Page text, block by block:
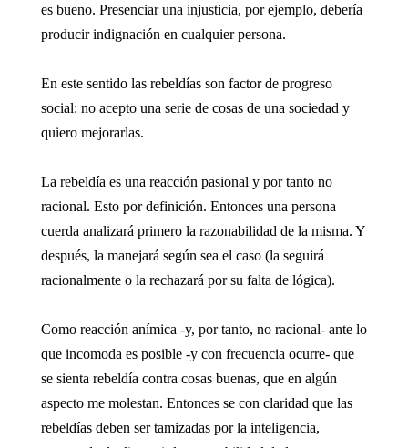
es bueno. Presenciar una injusticia, por ejemplo, debería
producir indignación en cualquier persona.
En este sentido las rebeldías son factor de progreso
social: no acepto una serie de cosas de una sociedad y
quiero mejorarlas.
La rebeldía es una reacción pasional y por tanto no
racional. Esto por definición. Entonces una persona
cuerda analizará primero la razonabilidad de la misma. Y
después, la manejará según sea el caso (la seguirá
racionalmente o la rechazará por su falta de lógica).
Como reacción anímica -y, por tanto, no racional- ante lo
que incomoda es posible -y con frecuencia ocurre- que
se sienta rebeldía contra cosas buenas, que en algún
aspecto me molestan. Entonces se con claridad que las
rebeldías deben ser tamizadas por la inteligencia,